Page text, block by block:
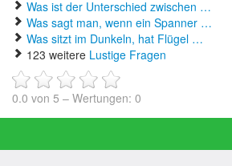
Was ist der Unterschied zwischen …
Was sagt man, wenn ein Spanner …
Was sitzt im Dunkeln, hat Flügel …
123 weitere Lustige Fragen
0.0 von 5 – Wertungen: 0